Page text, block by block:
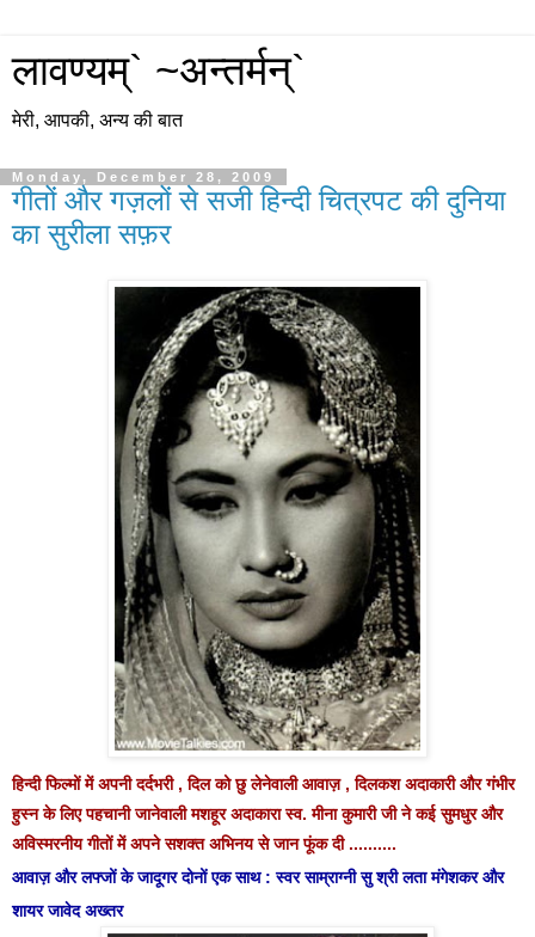
लावण्यम्` ~अन्तर्मन्`
मेरी, आपकी, अन्य की बात
Monday, December 28, 2009
गीतों और गज़लों से सजी हिन्दी चित्रपट की दुनिया
का सुरीला सफ़र
हिन्दी फिल्मों में अपनी दर्दभरी , दिल को छु लेनेवाली आवाज़ , दिलकश अदाकारी और गंभीर
हुस्न के लिए पहचानी जानेवाली मशहूर अदाकारा स्व. मीना कुमारी जी ने कई सुमधुर और
अविस्मरनीय गीतों में अपने सशक्त अभिनय से जान फूंक दी ..........
आवाज़ और लफ्जों के जादूगर दोनों एक साथ : स्वर साम्राग्नी सु श्री लता मंगेशकर और
शायर जावेद अख्तर